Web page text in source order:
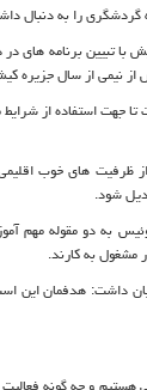
را به دنبال
نیمی از سال جزیره
استفاده از
ظرفیت های خوب
شود.
به دو مقوله مهم
داشت: هدفمان این